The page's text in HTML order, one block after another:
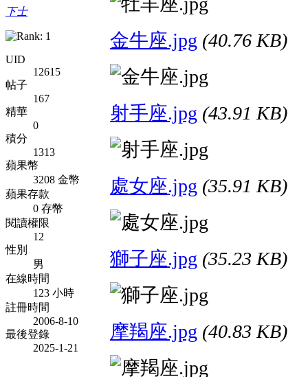
下士
UID
12615
帖子
167
精華
0
積分
1313
蘋果幣
3208 金幣
蘋果存款
0 存幣
閱讀權限
12
性別
男
在線時間
123 小時
註冊時間
2006-8-10
最後登錄
2025-1-21
金牛座.jpg (40.76 KB)
射手座.jpg (43.91 KB)
處女座.jpg (35.91 KB)
獅子座.jpg (35.23 KB)
摩羯座.jpg (40.83 KB)